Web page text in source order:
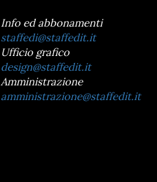
Info ed abbonamenti
staffedi@staffedit.it
Ufficio grafico
design@staffedit.it
Amministrazione
amministrazione@staffedit.it